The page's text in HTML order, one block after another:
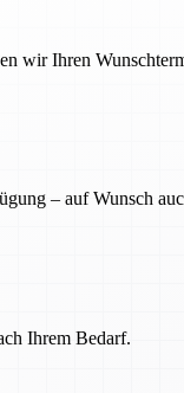
wir Ihren
– auf Wunsch
Ihrem Bedarf.